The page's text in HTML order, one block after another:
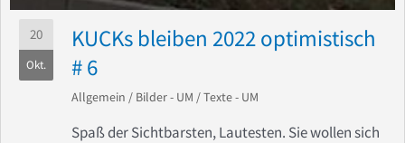
20
Okt.
KUCKs bleiben 2022 optimistisch
# 6
Allgemein / Bilder - UM /Texte - UM
Spaß der Sichtbarsten, Lautesten. Sie wollen sich